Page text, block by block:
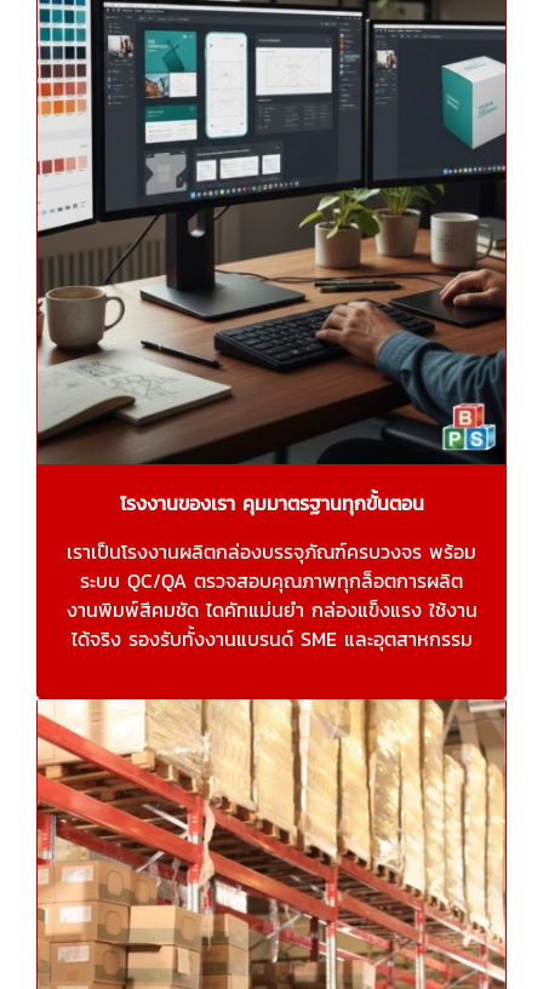
โรงงานของเรา คุมมาตรฐานทุกขั้นตอน
เราเป็นโรงงานผลิตกล่องบรรจุภัณฑ์ครบวงจร พร้อม
ระบบ QC/QA ตรวจสอบคุณภาพทุกล็อตการผลิต
งานพิมพ์สีคมชัด ไดคัทแม่นยำ กล่องแข็งแรง ใช้งาน
ได้จริง รองรับทั้งงานแบรนด์ SME และอุตสาหกรรม